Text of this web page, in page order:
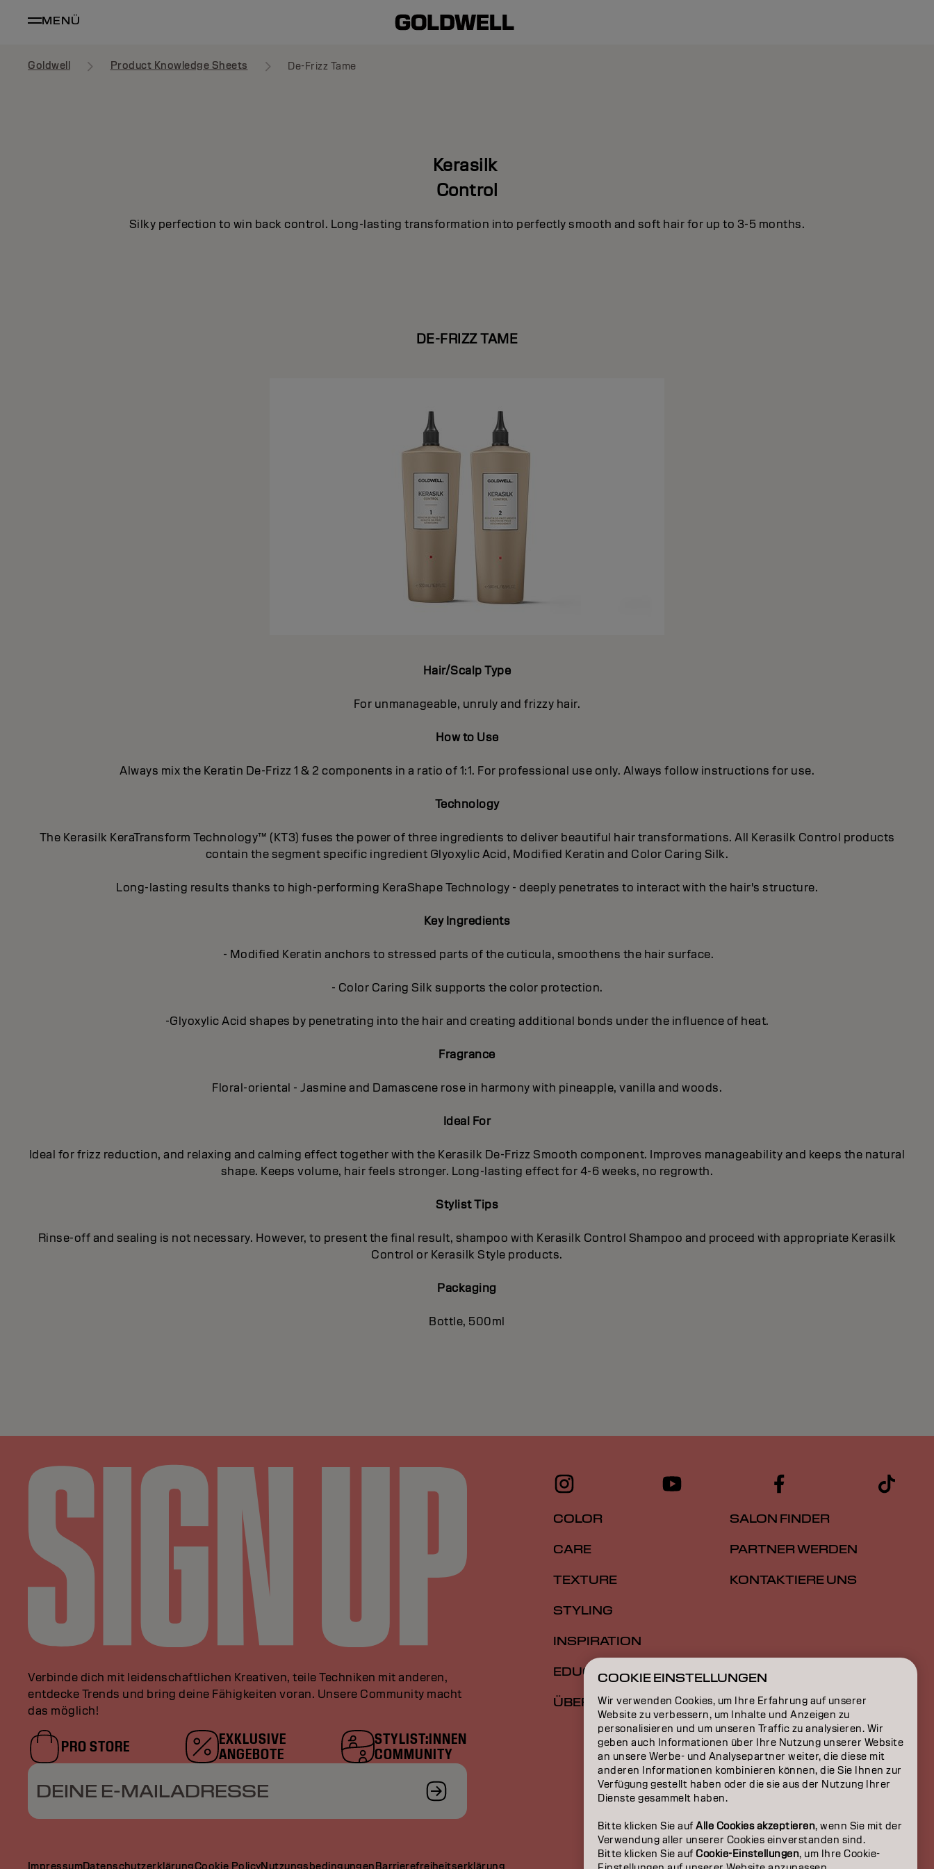
MENÜ
Goldwell Product Knowledge Sheets De-Frizz Tame
Kerasilk
Control
Silky perfection to win back control. Long-lasting transformation into perfectly smooth and soft hair for up to 3-5 months.
DE-FRIZZ TAME
Hair/Scalp Type
For unmanageable, unruly and frizzy hair.
How to Use
Always mix the Keratin De-Frizz 1 & 2 components in a ratio of 1:1. For professional use only. Always follow instructions for use.
Technology
The Kerasilk KeraTransform Technology™ (KT3) fuses the power of three ingredients to deliver beautiful hair transformations. All Kerasilk Control products
contain the segment specific ingredient Glyoxylic Acid, Modified Keratin and Color Caring Silk.
Long-lasting results thanks to high-performing KeraShape Technology - deeply penetrates to interact with the hair's structure.
Key Ingredients
- Modified Keratin anchors to stressed parts of the cuticula, smoothens the hair surface.
- Color Caring Silk supports the color protection.
-Glyoxylic Acid shapes by penetrating into the hair and creating additional bonds under the influence of heat.
Fragrance
Floral-oriental - Jasmine and Damascene rose in harmony with pineapple, vanilla and woods.
Ideal For
Ideal for frizz reduction, and relaxing and calming effect together with the Kerasilk De-Frizz Smooth component. Improves manageability and keeps the natural
shape. Keeps volume, hair feels stronger. Long-lasting effect for 4-6 weeks, no regrowth.
Stylist Tips
Rinse-off and sealing is not necessary. However, to present the final result, shampoo with Kerasilk Control Shampoo and proceed with appropriate Kerasilk
Control or Kerasilk Style products.
Packaging
Bottle, 500ml
Verbinde dich mit leidenschaftlichen Kreativen, teile Techniken mit anderen,
entdecke Trends und bring deine Fähigkeiten voran. Unsere Community macht
das möglich!
PRO STORE
EXKLUSIVE
ANGEBOTE
STYLIST:INNEN
COMMUNITY
DEINE E-MAILADRESSE
COLOR
CARE
TEXTURE
STYLING
INSPIRATION
EDUCATION
ÜBER
SALON FINDER
PARTNER WERDEN
KONTAKTIERE UNS
ImpressumDatenschutzerklärungCookie PolicyNutzungsbedingungenBarrierefreiheitserklärung
COOKIE EINSTELLUNGEN
Wir verwenden Cookies, um Ihre Erfahrung auf unserer
Website zu verbessern, um Inhalte und Anzeigen zu
personalisieren und um unseren Traffic zu analysieren. Wir
geben auch Informationen über Ihre Nutzung unserer Website
an unsere Werbe- und Analysepartner weiter, die diese mit
anderen Informationen kombinieren können, die Sie Ihnen zur
Verfügung gestellt haben oder die sie aus der Nutzung Ihrer
Dienste gesammelt haben.
Bitte klicken Sie aufAlle Cookies akzeptieren, wenn Sie mit der
Verwendung aller unserer Cookies einverstanden sind.
Bitte klicken Sie aufCookie-Einstellungen, um Ihre Cookie-